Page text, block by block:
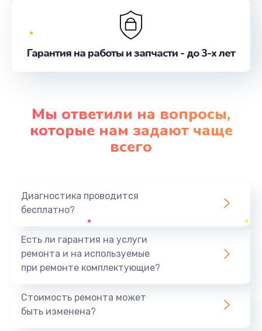
Гарантия на работы и запчасти - до 3-х лет
Мы ответили на вопросы,
которые нам задают чаще
всего
Диагностика проводится
бесплатно?
Есть ли гарантия на услуги
ремонта и на используемые
при ремонте комплектующие?
Стоимость ремонта может
быть изменена?